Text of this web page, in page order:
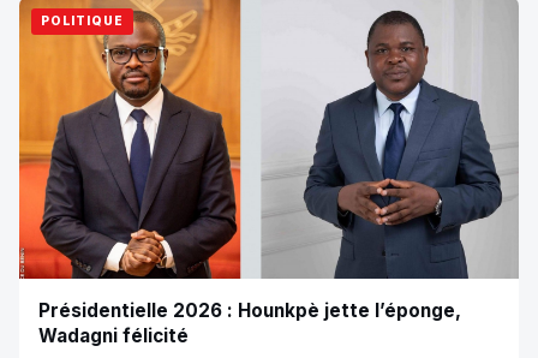
POLITIQUE
Présidentielle 2026 : Hounkpè jette l’éponge,
Wadagni félicité